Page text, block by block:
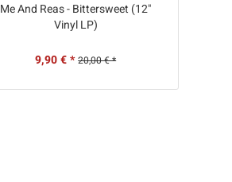
Me And Reas - Bittersweet (12"
Vinyl LP)
9,90 € * 20,00 € *